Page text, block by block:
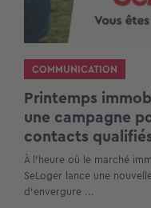
COMMUNICATION
Printemps
une campagne
contacts
À l’heure où le marché
SeLoger lance une
d’envergure ...